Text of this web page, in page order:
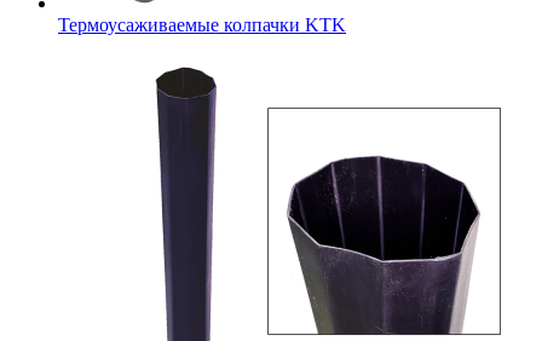
Термоусаживаемые колпачки KTK